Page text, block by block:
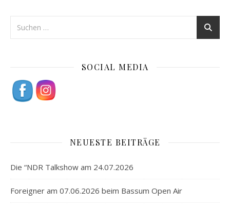
SOCIAL MEDIA
NEUESTE BEITRÄGE
Die “NDR Talkshow am 24.07.2026
Foreigner am 07.06.2026 beim Bassum Open Air